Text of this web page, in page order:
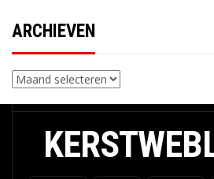
ARCHIEVEN
Archieven